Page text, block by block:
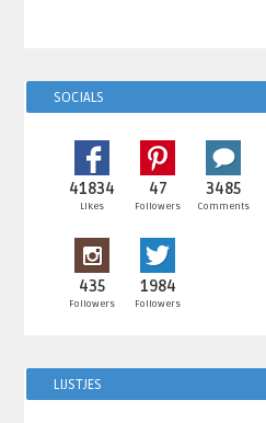
SOCIALS
41834
Likes
47
Followers
3485
Comments
435
Followers
1984
Followers
LIJSTJES